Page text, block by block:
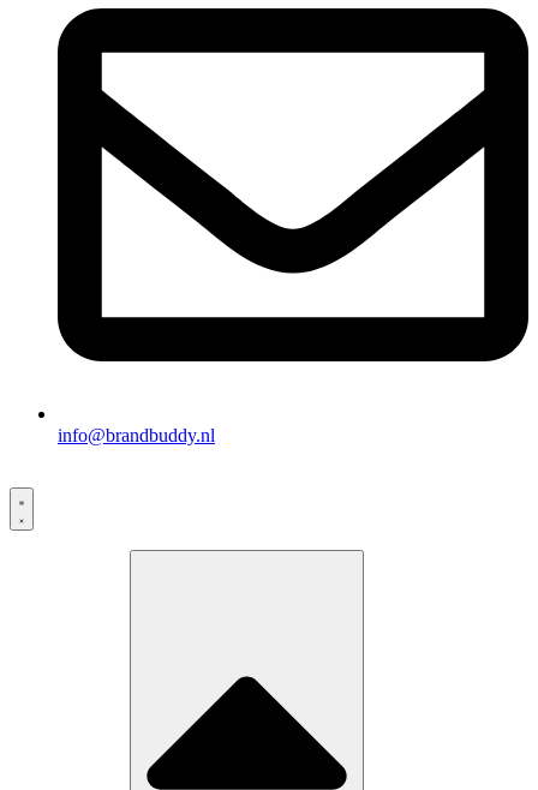
info@brandbuddy.nl